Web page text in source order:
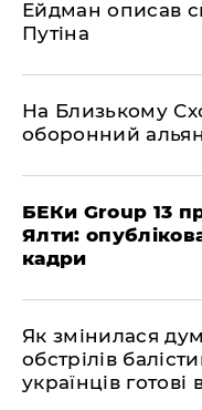
Ейдман описав
Путіна
На Близькому
оборонний
БЕКи Group 13
Ялти:
кадри
Як змінилася
обстрілів
українців